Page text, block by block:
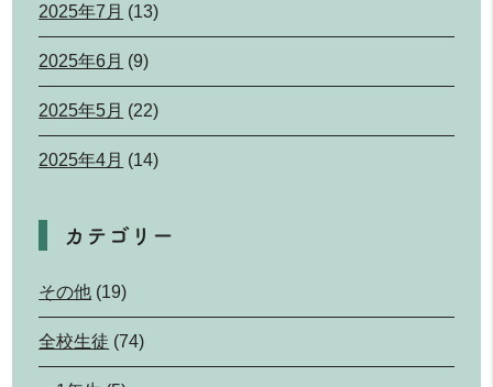
2025年7月 (13)
2025年6月 (9)
2025年5月 (22)
2025年4月 (14)
カテゴリー
その他 (19)
全校生徒 (74)